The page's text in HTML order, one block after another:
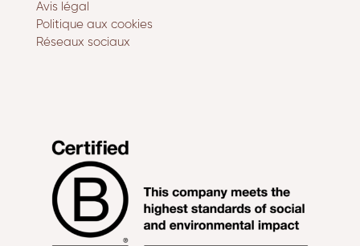
Avis légal
Politique aux cookies
Réseaux sociaux